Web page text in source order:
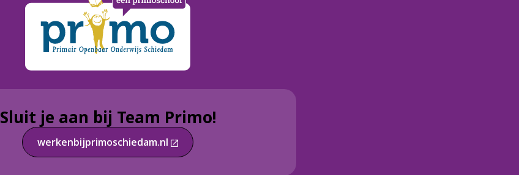
Sluit je aan bij Team Primo!
werkenbijprimoschiedam.nl